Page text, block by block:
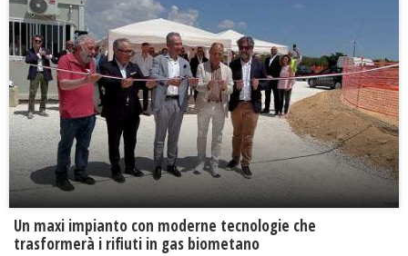
Un maxi impianto con moderne tecnologie che
trasformerà i rifiuti in gas biometano